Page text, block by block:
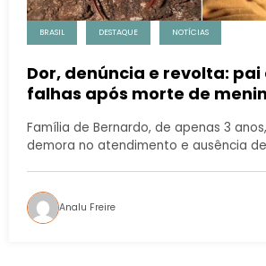
BRASIL DESTAQUE NOTÍCIAS
Dor, denúncia e revolta:
falhas após morte de
Família de Bernardo, de apenas 3
demora no atendimento e ausência
Analu Freire